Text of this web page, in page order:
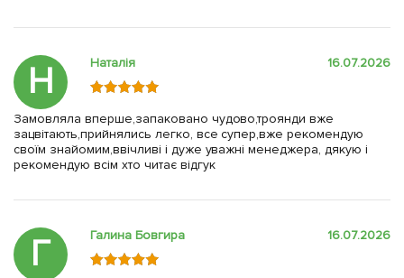
Н Наталія 16.07.2026
Замовляла вперше,запаковано чудово,троянди вже
зацвітають,прийнялись легко, все супер,вже рекомендую
своїм знайомим,ввічливі і дуже уважні менеджера, дякую і
рекомендую всім хто читає відгук
Г Галина Бовгира 16.07.2026